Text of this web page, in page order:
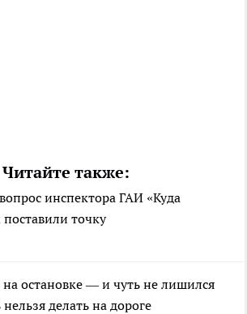
Читайте также:
инспектора ГАИ «Куда
точку
на остановке — и чуть не лишился
делать на дороге